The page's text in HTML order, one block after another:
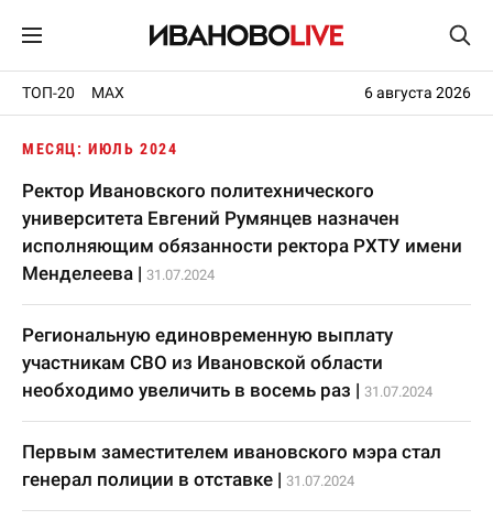
ТОП-20 MAX 6 августа 2026
МЕСЯЦ: ИЮЛЬ 2024
Ректор Ивановского политехнического
университета Евгений Румянцев назначен
исполняющим обязанности ректора РХТУ имени
Менделеева | 31.07.2024
Региональную единовременную выплату
участникам СВО из Ивановской области
необходимо увеличить в восемь раз | 31.07.2024
Первым заместителем ивановского мэра стал
генерал полиции в отставке | 31.07.2024